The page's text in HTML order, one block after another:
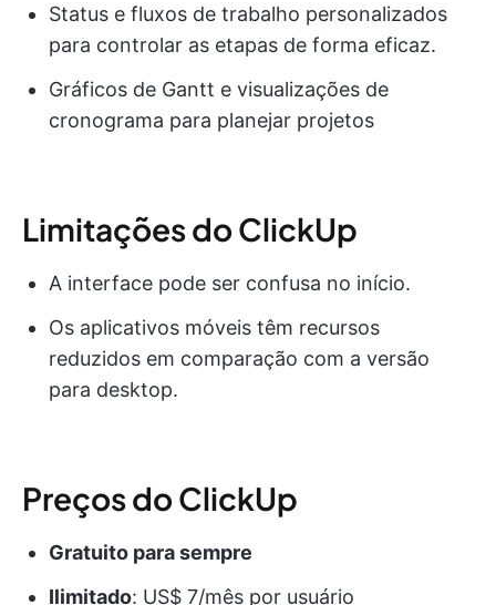
Status e fluxos de trabalho personalizados
para controlar as etapas de forma eficaz.
Gráficos de Gantt e visualizações de
cronograma para planejar projetos
Limitações do ClickUp
A interface pode ser confusa no início.
Os aplicativos móveis têm recursos
reduzidos em comparação com a versão
para desktop.
Preços do ClickUp
Gratuito para sempre
Ilimitado: US$ 7/mês por usuário